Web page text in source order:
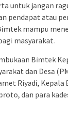
untuk jangan
pendapat atau
mampu
masyarakat.
Bimtek
dan Desa
Riyadi, Kepala
dan para